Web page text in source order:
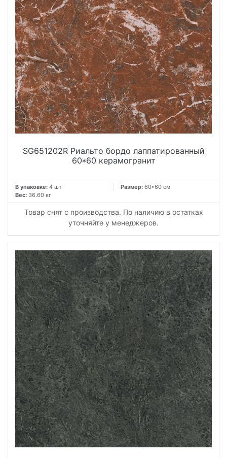
SG651202R Риальто бордо лаппатированный
60*60 керамогранит
В упаковке: 4 шт Размер: 60*60 см
Вес: 36.60 кг
Товар снят с производства. По наличию в остатках
уточняйте у менеджеров.